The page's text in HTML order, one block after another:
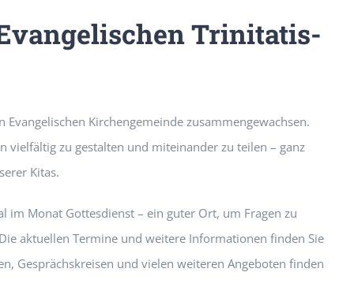
Trinitatis-
Kirchengemeinde zusammengewachsen.
vielfältig zu gestalten und miteinander zu teilen – ganz
Kitas.
Monat Gottesdienst – ein guter Ort, um Fragen zu
aktuellen Termine und weitere Informationen finden Sie
Gesprächskreisen und vielen weiteren Angeboten finden